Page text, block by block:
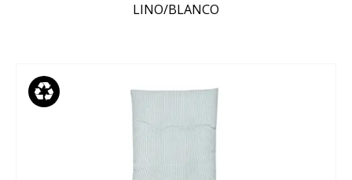
LINO/BLANCO